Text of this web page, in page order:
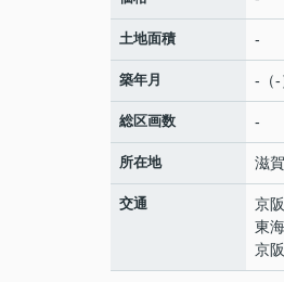
土地面積 -
築年月 -（-
総区画数 -
所在地 滋
交通 京
東
京